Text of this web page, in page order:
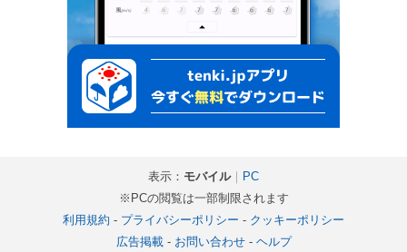
表示： モバイル｜ PC
※PCの閲覧は一部制限されます
利用規約 - プライバシーポリシー - クッキーポリシー
広告掲載- お問い合わせ- ヘルプ